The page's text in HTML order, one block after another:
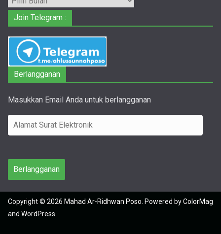
Join Telegram :
Berlangganan
Masukkan Email Anda untuk berlangganan
l
m
t
S
u
Berlangganan
Copyright © 2026 Mahad Ar-Ridhwan Poso . Powered byColorMag
and WordPress